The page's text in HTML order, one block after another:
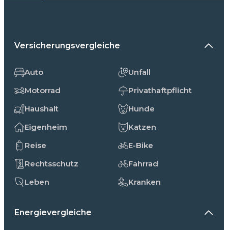
Versicherungsvergleiche
Auto
Motorrad
Haushalt
Eigenheim
Reise
Rechtsschutz
Leben
Unfall
Privathaftpflicht
Hunde
Katzen
E-Bike
Fahrrad
Kranken
Energievergleiche